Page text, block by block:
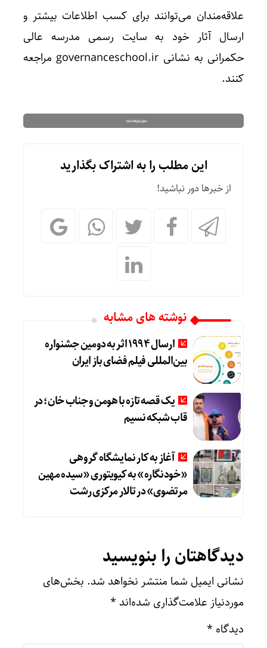
علاقه‌مندان می‌توانند برای کسب اطلاعات بیشتر و
ارسال آثار خود به سایت رسمی مدرسه عالی
حکمرانی به نشانی governanceschool.ir مراجعه
کنند.
این مطلب را به اشتراک بگذارید
از خبرها دور نباشید!
نوشته های مشابه
ارسال ۱۹۹۴ اثر به دومین جشنواره
بین‌المللی فیلم فضای باز ایران
یک قصه تازه با هومن و جناب‌ خان؛ در
قاب شبکه نسیم
آغاز به کار نمایشگاه گروهی
«خودنگاره» به کیویتوری «سیده مهین
مرتضوی» در تالار مرکزی رشت
دیدگاهتان را بنویسید
نشانی ایمیل شما منتشر نخواهد شد. بخش‌های
موردنیاز علامت‌گذاری شده‌اند *
دیدگاه *